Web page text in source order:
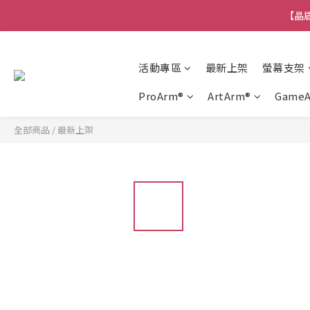
【
活動專區 最新上架
螢幕支架
ProArm®
ArtArm®
全部商品 /最新上架